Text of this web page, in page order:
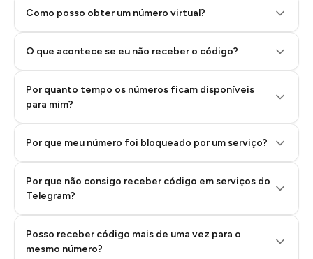
Como posso obter um número virtual?
O que acontece se eu não receber o código?
Por quanto tempo os números ficam disponíveis
para mim?
Por que meu número foi bloqueado por um serviço?
Por que não consigo receber código em serviços do
Telegram?
Posso receber código mais de uma vez para o
mesmo número?
Step 2: Buy Stars in Telegram